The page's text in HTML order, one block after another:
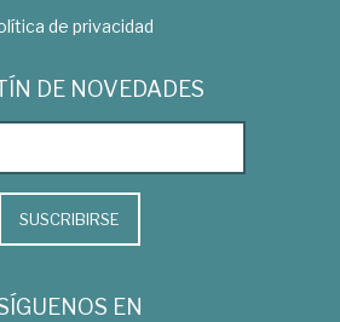
de privacidad
DE NOVEDADES
SUSCRIBIRSE
EN